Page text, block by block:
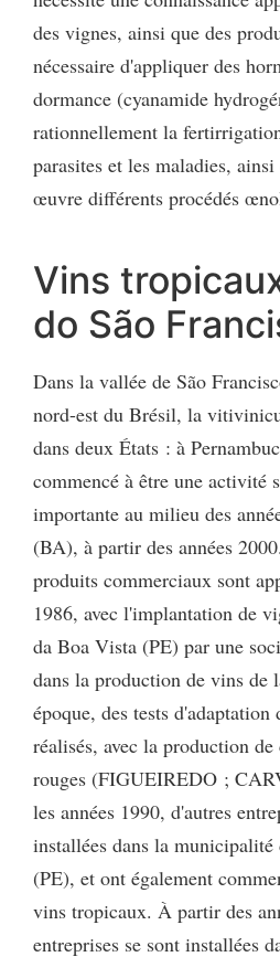
des vignes, ainsi que des
nécessaire d'appliquer des
dormance (cyanamide
rationnellement la
parasites et les maladies,
œuvre différents procédés
Vins
do São
Dans la vallée de São
nord-est du Brésil, la
dans deux États : à
commencé à être une activité
importante au milieu des
(BA), à partir des années
produits commerciaux sont
1986, avec l'implantation de
da Boa Vista (PE) par une
dans la production de vins de
époque, des tests d'adaptation
réalisés, avec la production
rouges (FIGUEIREDO ;
les années 1990, d'autres
installées dans la municipalité
(PE), et ont également
vins tropicaux. À partir des
entreprises se sont installées